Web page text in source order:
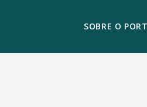
SOBRE O